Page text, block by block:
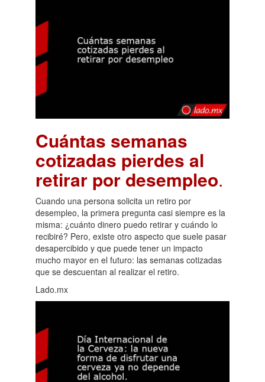
Cuántas semanas
cotizadas pierdes al
retirar por desempleo.
Cuando una persona solicita un retiro por
desempleo, la primera pregunta casi siempre es la
misma: ¿cuánto dinero puedo retirar y cuándo lo
recibiré? Pero, existe otro aspecto que suele pasar
desapercibido y que puede tener un impacto
mucho mayor en el futuro: las semanas cotizadas
que se descuentan al realizar el retiro.
Lado.mx